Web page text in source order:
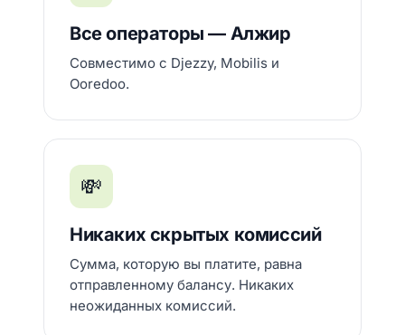
Все операторы — Алжир
Совместимо с Djezzy, Mobilis и
Ooredoo.
💸
Никаких скрытых комиссий
Сумма, которую вы платите, равна
отправленному балансу. Никаких
неожиданных комиссий.